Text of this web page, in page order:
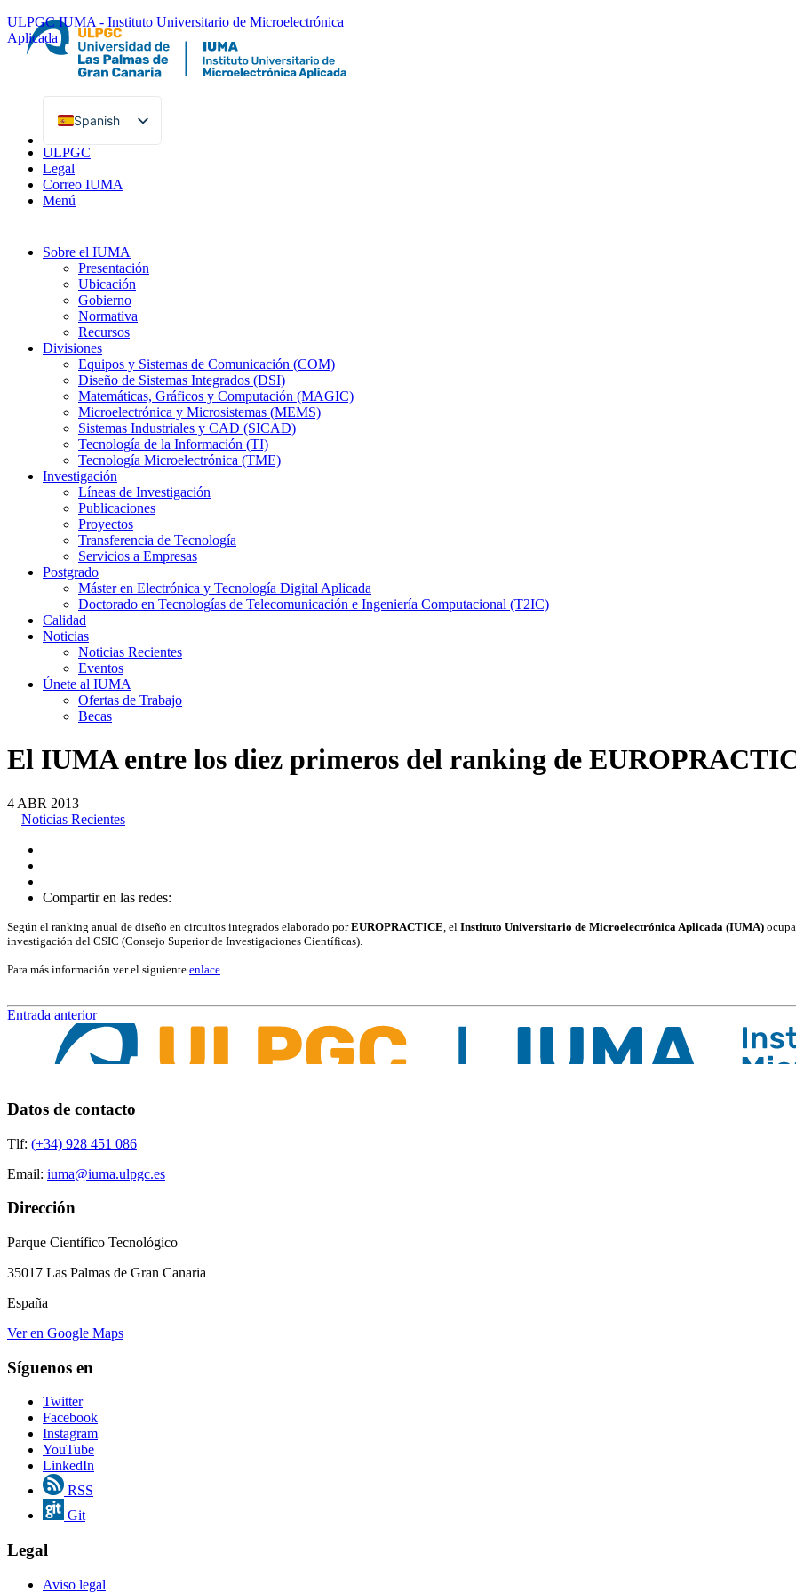
ULPGC IUMA - Instituto Universitario de Microelectrónica
Aplicada
Spanish
English
ULPGC
Legal
Correo IUMA
Menú
Sobre el IUMA
Presentación
Ubicación
Gobierno
Normativa
Recursos
Divisiones
Equipos y Sistemas de Comunicación (COM)
Diseño de Sistemas Integrados (DSI)
Matemáticas, Gráficos y Computación (MAGIC)
Microelectrónica y Microsistemas (MEMS)
Sistemas Industriales y CAD (SICAD)
Tecnología de la Información (TI)
Tecnología Microelectrónica (TME)
Investigación
Líneas de Investigación
Publicaciones
Proyectos
Transferencia de Tecnología
Servicios a Empresas
Postgrado
Máster en Electrónica y Tecnología Digital Aplicada
Doctorado en Tecnologías de Telecomunicación e Ingeniería Computacional (T2IC)
Calidad
Noticias
Noticias Recientes
Eventos
Únete al IUMA
Ofertas de Trabajo
Becas
El IUMA entre los diez primeros del ranking de
4 ABR 2013
Noticias Recientes
Compartir en las redes:
Según el ranking anual de diseño en circuitos integrados elaborado porEUROPRACTICE , el Instituto Universitario de Microelectrónica Aplicada (IUMA)
investigación del CSIC (Consejo Superior de Investigaciones Científicas).
Para más información ver el siguiente enlace
Entrada anterior
Datos de contacto
Tlf: (+34) 928 451 086
Email: iuma@iuma.ulpgc.es
Dirección
Parque Científico Tecnológico
35017 Las Palmas de Gran Canaria
España
Ver en Google Maps
Síguenos en
Twitter
Facebook
Instagram
YouTube
LinkedIn
RSS
Git
Legal
Aviso legal